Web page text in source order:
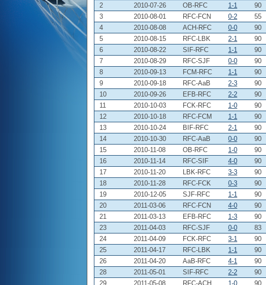
2
2010-07-26 OB-RFC 1-1
90
3
2010-08-01 RFC-FCN 0-2
55
4
2010-08-08 ACH-RFC 0-0 90
5
2010-08-15 RFC-LBK 2-1
90
6
2010-08-22 SIF-RFC 1-1
90
7
2010-08-29 RFC-SJF 0-0
90
8
2010-09-13 FCM-RFC 1-1 90
9
2010-09-18 RFC-AaB 2-3
90
10
2010-09-26 EFB-RFC 2-2 90
11
2010-10-03 FCK-RFC 1-0
90
12
2010-10-18 RFC-FCM 1-1
90
13
2010-10-24 BIF-RFC 2-1
90
14
2010-10-30 RFC-AaB 0-0
90
15
2010-11-08 OB-RFC 1-0
90
16
2010-11-14 RFC-SIF 4-0
90
17
2010-11-20 LBK-RFC 3-3 90
18
2010-11-28 RFC-FCK 0-3
90
19
2010-12-05 SJF-RFC 1-1
90
20
2011-03-06 RFC-FCN 4-0 90
21
2011-03-13 EFB-RFC 1-3 90
23
2011-04-03 RFC-SJF 0-0
83
24
2011-04-09 FCK-RFC 3-1
90
25
2011-04-17 RFC-LBK 1-1
90
26
2011-04-20 AaB-RFC 4-1
90
28
2011-05-01 SIF-RFC 2-2
90
29
2011-05-08 RFC-ACH 1-0 90